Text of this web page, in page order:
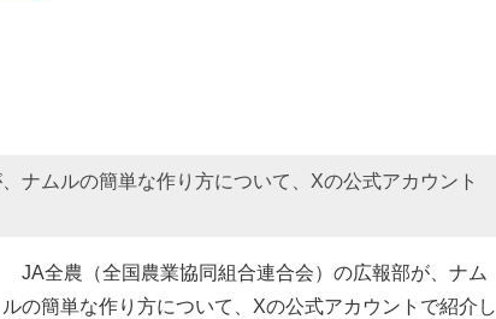
ナムルの簡単な作り方について、Xの公式アカウント
JA全農（全国農業協同組合連合会）の広報部が、ナム
ルの簡単な作り方について、Xの公式アカウントで紹介し